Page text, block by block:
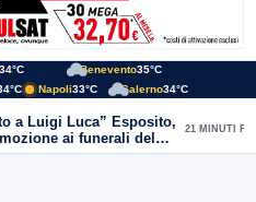
34°C Benevento35°C
Napoli33°C Salerno34°C
a Luigi Luca” Esposito,
ai funerali del
21 MINUTI FA